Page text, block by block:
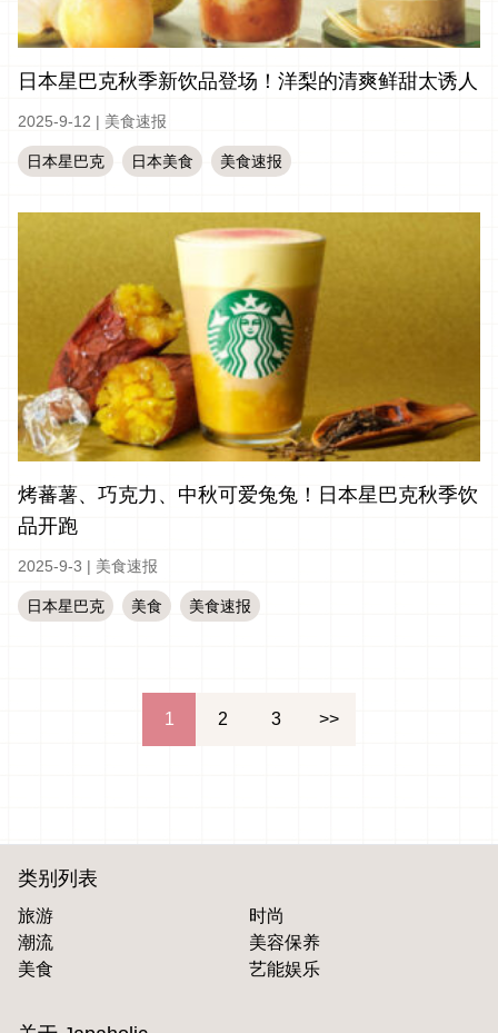
日本星巴克秋季新饮品登场！洋梨的清爽鲜甜太诱人
2025-9-12 | 美食速报
日本星巴克 日本美食 美食速报
烤蕃薯、巧克力、中秋可爱兔兔！日本星巴克秋季饮
品开跑
2025-9-3 | 美食速报
日本星巴克 美食 美食速报
1 2 3 >>
类别列表
旅游
时尚
潮流
美容保养
美食
艺能娱乐